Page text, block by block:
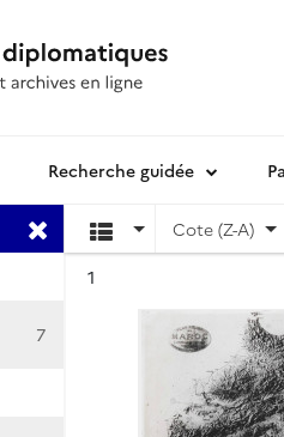
Recherche guidée
7
Cote (Z-A)
1